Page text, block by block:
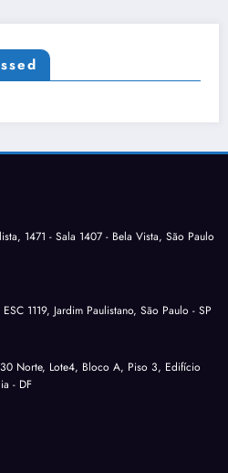
1471 - Sala 1407 - Bela Vista, São Paulo
1119, Jardim Paulistano, São Paulo - SP
Norte, Lote4, Bloco A, Piso 3, Edifício
- DF